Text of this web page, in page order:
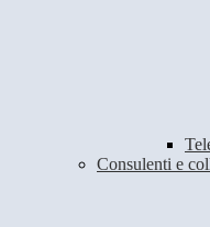
Consulenti e